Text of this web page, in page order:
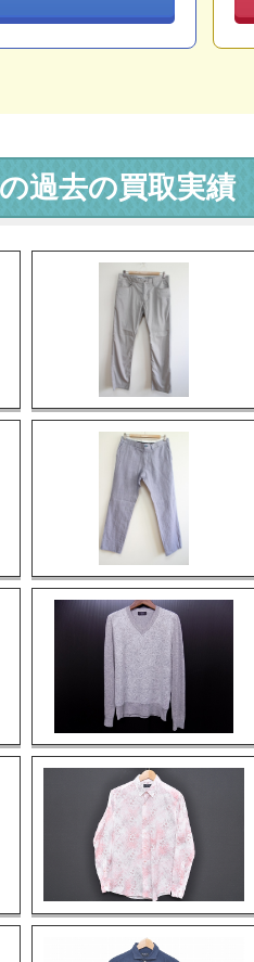
過去の買取実績